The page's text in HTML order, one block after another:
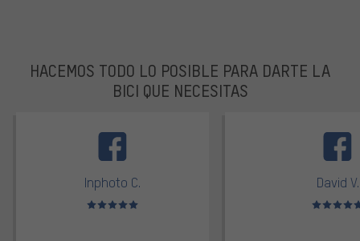
HACEMOS TODO LO POSIBLE PARA DARTE LA
BICI QUE NECESITAS
Inphoto C.
Valoración media: 5 de 5
David V.
Valoración